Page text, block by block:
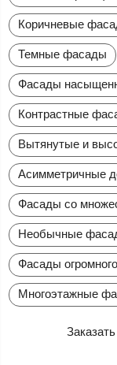
Коричневые
Темные фасады
Фасады
Контрастные
Вытянутые и
Асимметричные
Фасады со
Необычные
Фасады
Многоэтажные
Заказать